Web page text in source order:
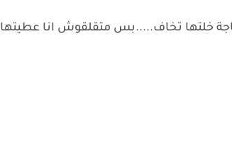
خلتها تخاف.....بس متقلقوش انا عطيتها